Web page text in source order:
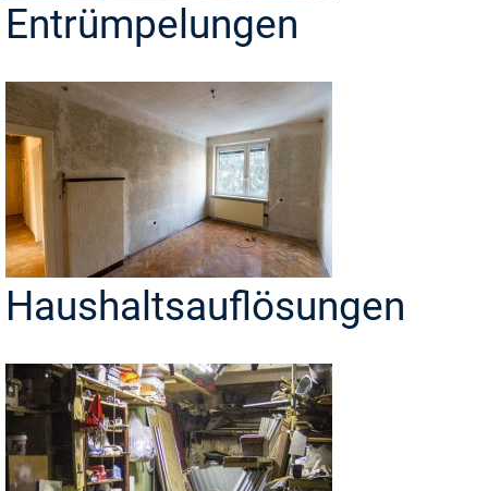
Entrümpelungen
Haushaltsauflösungen